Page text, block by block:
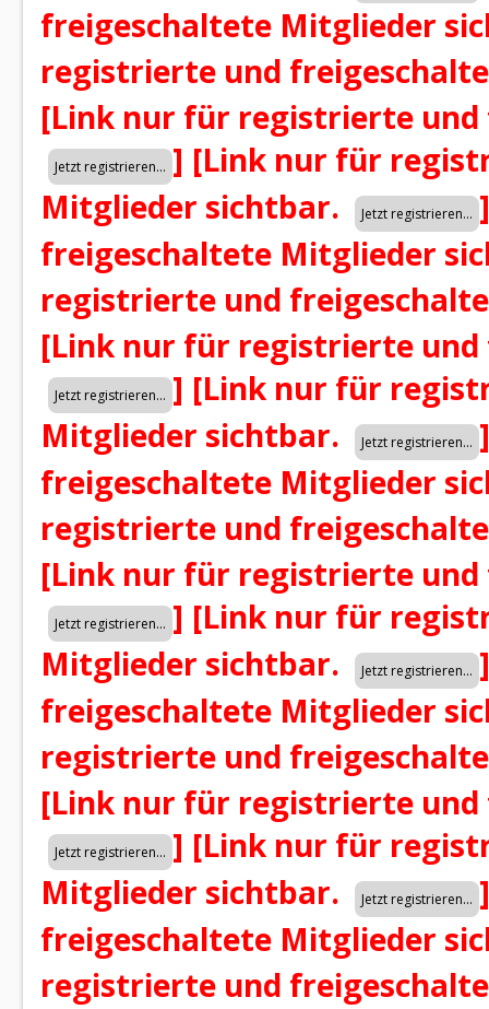
freigeschaltete Mitglieder
registrierte und
[Link nur für registrierte
] [Link nur für
Mitglieder sichtbar.
]
freigeschaltete Mitglieder
registrierte und
[Link nur für registrierte
] [Link nur für
Mitglieder sichtbar.
]
freigeschaltete Mitglieder
registrierte und
[Link nur für registrierte
] [Link nur für
Mitglieder sichtbar.
]
freigeschaltete Mitglieder
registrierte und
[Link nur für registrierte
] [Link nur für
Mitglieder sichtbar.
]
freigeschaltete Mitglieder
registrierte und